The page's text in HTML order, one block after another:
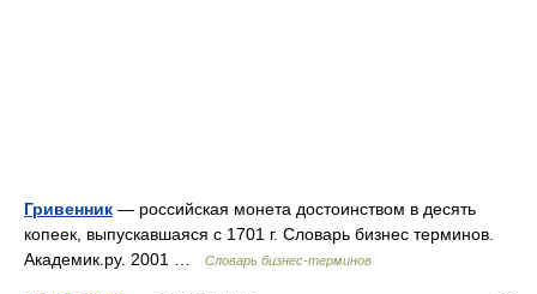
Гривенник — российская монета достоинством в десять
копеек, выпускавшаяся с 1701 г. Словарь бизнес терминов.
Академик.ру. 2001 …
Словарь бизнес-терминов